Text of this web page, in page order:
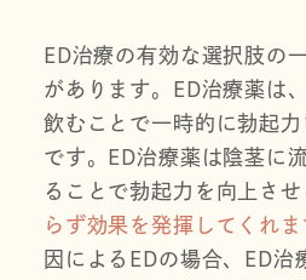
ED治療の有効な選択肢の
があります。ED治療薬は
飲むことで一時的に勃起
です。ED治療薬は陰茎に
ることで勃起力を向上させ
らず効果を発揮してくれま
因によるEDの場合、ED治